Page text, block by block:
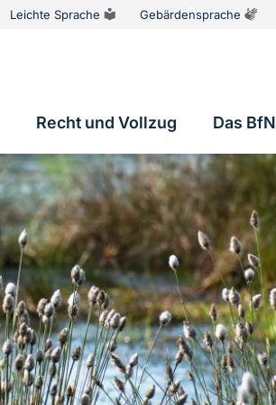
Leichte Sprache Gebärdensprache
Recht und Vollzug Das BfN